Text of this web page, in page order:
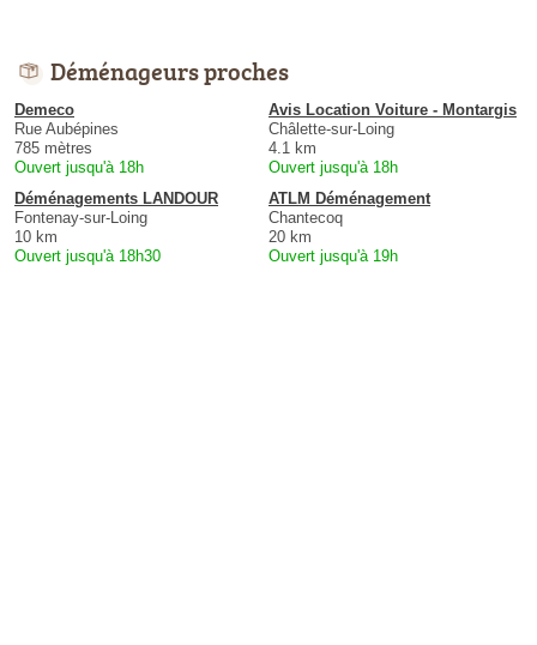
Déménageurs proches
Demeco
Rue Aubépines
785 mètres
Ouvert jusqu'à 18h
Avis Location Voiture - Montargis
Châlette-sur-Loing
4.1 km
Ouvert jusqu'à 18h
Déménagements LANDOUR
Fontenay-sur-Loing
10 km
Ouvert jusqu'à 18h30
ATLM Déménagement
Chantecoq
20 km
Ouvert jusqu'à 19h